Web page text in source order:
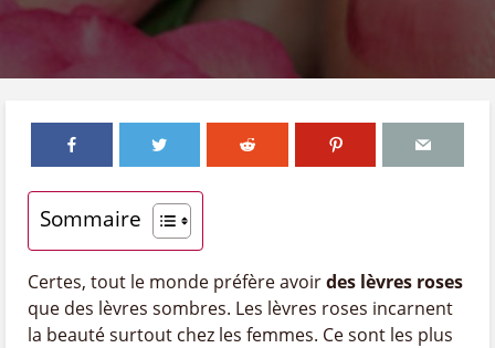
Sommaire
Certes, tout le monde préfère avoirdes lèvres roses
que des lèvres sombres. Les lèvres roses incarnent
la beauté surtout chez les femmes. Ce sont les plus